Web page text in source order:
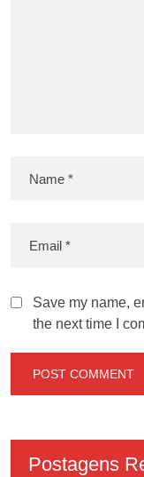
Save my name,
the next time I
Postagens